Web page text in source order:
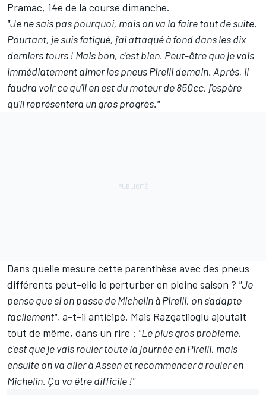
Pramac, 14e de la course dimanche.
"Je ne sais pas pourquoi, mais on va la faire tout de suite.
Pourtant, je suis fatigué, j'ai attaqué à fond dans les dix
derniers tours! Mais bon, c'est bien. Peut-être que je vais
immédiatement aimer les pneus Pirelli demain. Après, il
faudra voir ce qu'il en est du moteur de 850cc, j'espère
qu'il représentera un gros progrès."
Dans quelle mesure cette parenthèse avec des pneus
différents peut-elle le perturber en pleine saison ? "Je
pense que si on passe de Michelin à Pirelli, on s'adapte
facilement", a-t-il anticipé. Mais Razgatlioglu ajoutait
tout de même, dans un rire : "Le plus gros problème,
c'est que je vais rouler toute la journée en Pirelli, mais
ensuite on va aller à Assen et recommencer à rouler en
Michelin. Ça va être difficile!"